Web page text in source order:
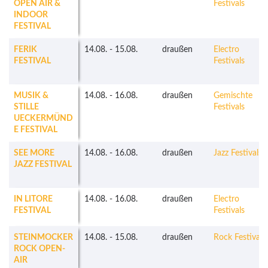
OPEN AIR &
INDOOR
FESTIVAL
Festivals
FERIK
FESTIVAL
14.08. - 15.08. draußen
Electro
Festivals
MUSIK &
STILLE
UECKERMÜND
E FESTIVAL
14.08. - 16.08. draußen
Gemischte
Festivals
SEE MORE
JAZZ FESTIVAL
14.08. - 16.08. draußen Jazz Festivals
IN LITORE
FESTIVAL
14.08. - 16.08. draußen
Electro
Festivals
STEINMOCKER
ROCK OPEN-
AIR
14.08. - 15.08. draußen Rock Festivals